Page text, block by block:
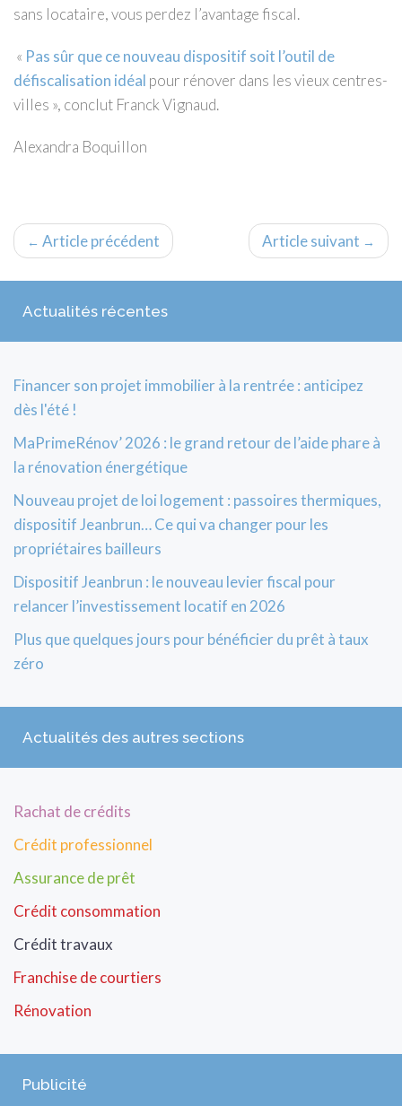
sans locataire, vous perdez l’avantage fiscal.
« Pas sûr que ce nouveau dispositif soit l’outil de
défiscalisation idéal pour rénover dans les vieux centres-
villes », conclut Franck Vignaud.
Alexandra Boquillon
← Article précédent Article suivant →
Actualités récentes
Financer son projet immobilier à la rentrée : anticipez
dès l'été !
MaPrimeRénov’ 2026 : le grand retour de l’aide phare à
la rénovation énergétique
Nouveau projet de loi logement : passoires thermiques,
dispositif Jeanbrun… Ce qui va changer pour les
propriétaires bailleurs
Dispositif Jeanbrun : le nouveau levier fiscal pour
relancer l’investissement locatif en 2026
Plus que quelques jours pour bénéficier du prêt à taux
zéro
Actualités des autres sections
Rachat de crédits
Crédit professionnel
Assurance de prêt
Crédit consommation
Crédit travaux
Franchise de courtiers
Rénovation
Publicité